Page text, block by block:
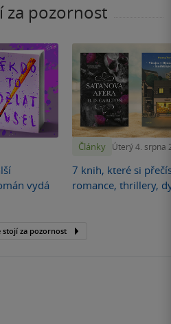
za pozornost
vydá
Články Úterý 4. srpna
7 knih, které si
romance, thrillery,
stojí za pozornost